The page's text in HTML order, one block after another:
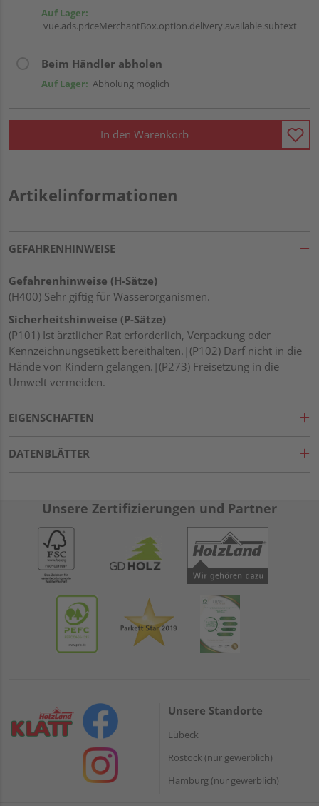
Auf Lager:
vue.ads.priceMerchantBox.option.delivery.available.subtext
Beim Händler abholen
Auf Lager: Abholung möglich
In den Warenkorb
Artikelinformationen
GEFAHRENHINWEISE
Gefahrenhinweise (H-Sätze)
(H400) Sehr giftig für Wasserorganismen.
Sicherheitshinweise (P-Sätze)
(P101) Ist ärztlicher Rat erforderlich, Verpackung oder
Kennzeichnungsetikett bereithalten.|(P102) Darf nicht in die
Hände von Kindern gelangen.|(P273) Freisetzung in die
Umwelt vermeiden.
EIGENSCHAFTEN
DATENBLÄTTER
Unsere Zertifizierungen und Partner
Unsere Standorte
Lübeck
Rostock (nur gewerblich)
Hamburg (nur gewerblich)